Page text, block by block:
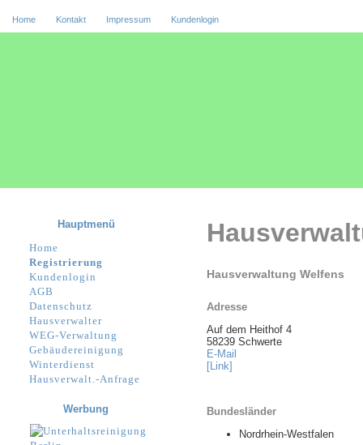
Home Kontakt Impressum Kundenlogin
Hausverwaltung Welfens
Adresse
Auf dem Heithof 4
58239 Schwerte
E-Mail
[Link]
Bundesländer
Nordrhein-Westfalen
Hauptmenü
Home
Registrierung
Kundenlogin
AGB
Datenschutz
Hausverwalter
WEG-Verwaltung
Gebäudereinigung
Winterdienst
Hausverwalt.-Anfrage
Werbung